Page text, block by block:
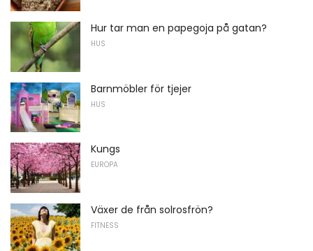
Hur tar man en papegoja på gatan?
HUS
Barnmöbler för tjejer
HUS
Kungs
EUROPA
Växer de från solrosfrön?
FITNESS